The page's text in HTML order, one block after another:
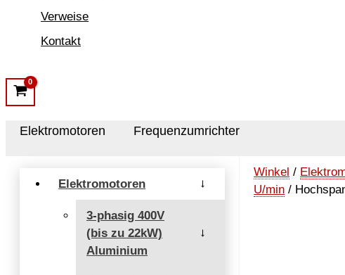
Verweise
Kontakt
Elektromotoren Frequenzumrichter
Elektromotoren →
3-phasig 400V
(bis zu 22kW)
Aluminium
→
Winkel /
U/min /